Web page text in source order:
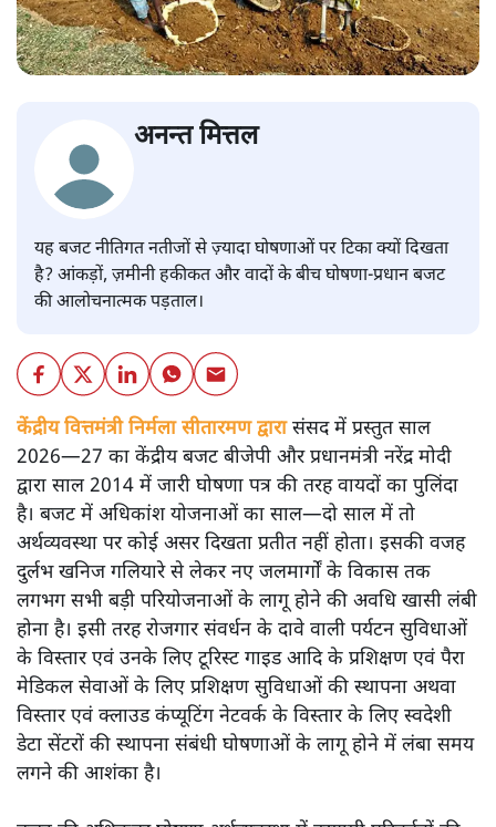
अनन्त मित्तल
यह बजट नीतिगत नतीजों से ज़्यादा घोषणाओं पर टिका क्यों दिखता
है? आंकड़ों, ज़मीनी हकीकत और वादों के बीच घोषणा-प्रधान बजट
की आलोचनात्मक पड़ताल।
केंद्रीय वित्तमंत्री निर्मला सीतारमण द्वारासंसद में प्रस्तुत साल
2026—27 का केंद्रीय बजट बीजेपी और प्रधानमंत्री नरेंद्र मोदी
द्वारा साल 2014 में जारी घोषणा पत्र की तरह वायदों का पुलिंदा
है। बजट में अधिकांश योजनाओं का साल—दो साल में तो
अर्थव्यवस्था पर कोई असर दिखता प्रतीत नहीं होता। इसकी वजह
दुर्लभ खनिज गलियारे से लेकर नए जलमार्गों के विकास तक
लगभग सभी बड़ी परियोजनाओं के लागू होने की अवधि खासी लंबी
होना है। इसी तरह रोजगार संवर्धन के दावे वाली पर्यटन सुविधाओं
के विस्तार एवं उनके लिए टूरिस्ट गाइड आदि के प्रशिक्षण एवं पैरा
मेडिकल सेवाओं के लिए प्रशिक्षण सुविधाओं की स्थापना अथवा
विस्तार एवं क्लाउड कंप्यूटिंग नेटवर्क के विस्तार के लिए स्वदेशी
डेटा सेंटरों की स्थापना संबंधी घोषणाओं के लागू होने में लंबा समय
लगने की आशंका है।